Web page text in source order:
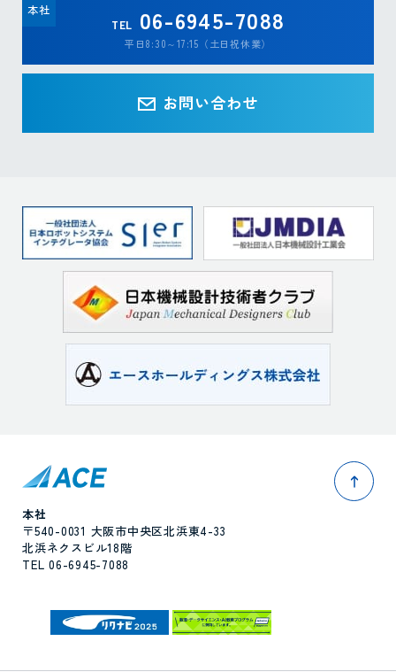
本社
TEL 06-6945-7088
平日8:30～17:15（土日祝休業）
お問い合わせ
本社
〒540-0031 大阪市中央区北浜東4-33
北浜ネクスビル18階
TEL 06-6945-7088